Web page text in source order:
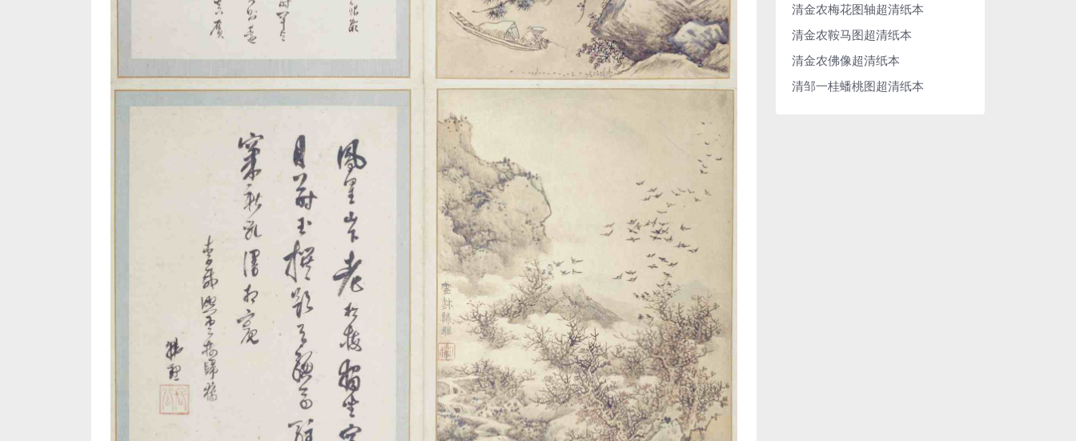
清金农梅花图轴超清纸本
清金农鞍马图超清纸本
清金农佛像超清纸本
清邹一桂蟠桃图超清纸本